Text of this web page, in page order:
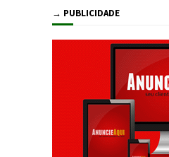
→ PUBLICIDADE